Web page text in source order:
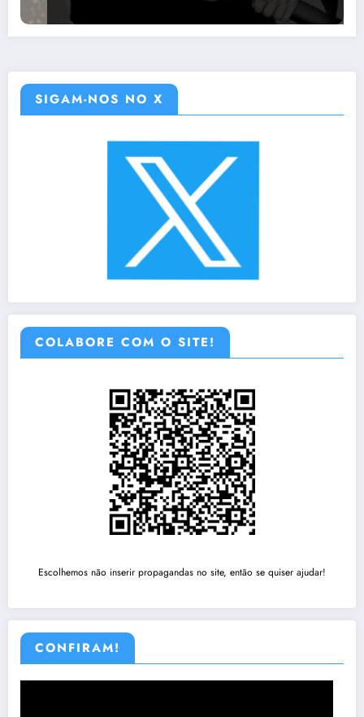
SIGAM-NOS NO X
COLABORE COM O SITE!
Escolhemos não inserir propagandas no site, então se quiser ajudar!
CONFIRAM!